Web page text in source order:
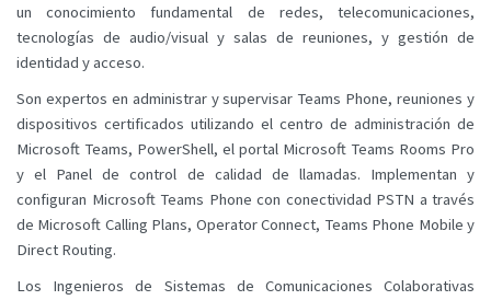
un conocimiento fundamental de redes, telecomunicaciones,
tecnologías de audio/visual y salas de reuniones, y gestión de
identidad y acceso.
Son expertos en administrar y supervisar Teams Phone, reuniones y
dispositivos certificados utilizando el centro de administración de
Microsoft Teams, PowerShell, el portal Microsoft Teams Rooms Pro
y el Panel de control de calidad de llamadas. Implementan y
configuran Microsoft Teams Phone con conectividad PSTN a través
de Microsoft Calling Plans, Operator Connect, Teams Phone Mobile y
Direct Routing.
Los Ingenieros de Sistemas de Comunicaciones Colaborativas